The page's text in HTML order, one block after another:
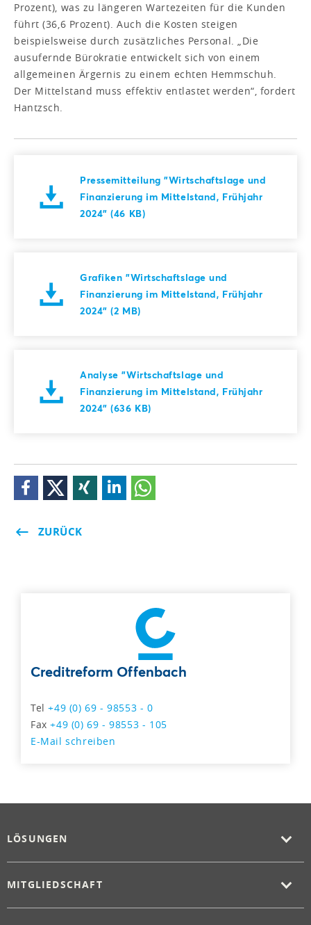
Prozent), was zu längeren Wartezeiten für die Kunden
führt (36,6 Prozent). Auch die Kosten steigen
beispielsweise durch zusätzliches Personal. „Die
ausufernde Bürokratie entwickelt sich von einem
allgemeinen Ärgernis zu einem echten Hemmschuh.
Der Mittelstand muss effektiv entlastet werden“, fordert
Hantzsch.
Pressemitteilung "Wirtschaftslage und
Finanzierung im Mittelstand, Frühjahr
2024" (46 KB)
Grafiken "Wirtschaftslage und
Finanzierung im Mittelstand, Frühjahr
2024" (2 MB)
Analyse "Wirtschaftslage und
Finanzierung im Mittelstand, Frühjahr
2024" (636 KB)
ZURÜCK
Creditreform Offenbach
Tel+49 (0) 69 - 98553 - 0
Fax+49 (0) 69 - 98553 - 105
E-Mail schreiben
LÖSUNGEN
MITGLIEDSCHAFT